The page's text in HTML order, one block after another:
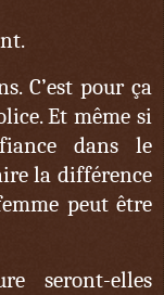
C’est pour ça
Et même si
dans le
la différence
peut être
seront-elles